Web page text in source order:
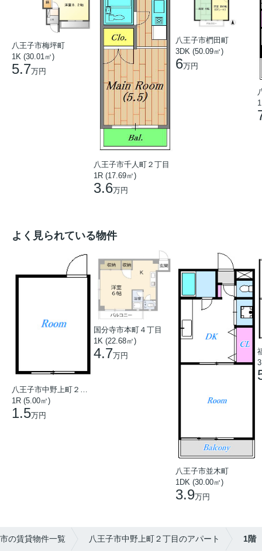
八王子市梅坪町
1K (30.01㎡)
5.7万円
八王子市千人町２丁目
1R (17.69㎡)
3.6万円
八王子市椚田町
3DK (50.09㎡)
6万円
よく見られている物件
八王子市中野上町２丁目
1R (5.00㎡)
1.5万円
国分寺市本町４丁目
1K (22.68㎡)
4.7万円
八王子市並木町
1DK (30.00㎡)
3.9万円
の賃貸物件一覧 八王子市中野上町２丁目のアパート 1階